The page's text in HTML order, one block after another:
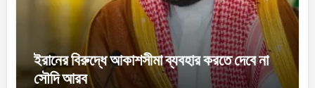
ইরানের বিরুদ্ধে আকাশসীমা ব্যবহার করতে দেবে না
সৌদি আরব